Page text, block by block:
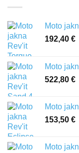
Moto
192,40 €
Moto
522,80 €
Moto
153,50 €
Moto